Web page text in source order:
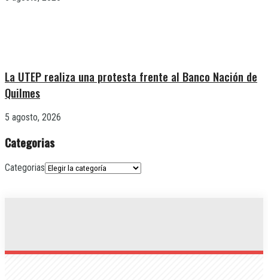
La UTEP realiza una protesta frente al Banco Nación de
Quilmes
5 agosto, 2026
Categorias
Categorias